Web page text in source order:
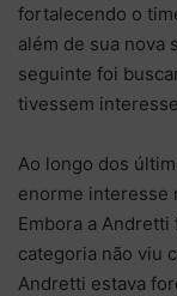
fortalecendo o
além de sua nova
seguinte foi
tivessem
Ao longo dos
enorme interesse
Embora a Andretti
categoria não viu
Andretti estava